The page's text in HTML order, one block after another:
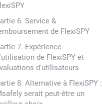
6. Service &
de FlexiSPY
7. Expérience
de FlexiSPY et
d'utilisateurs
8. Alternative à FlexiSPY :
serait peut-être un